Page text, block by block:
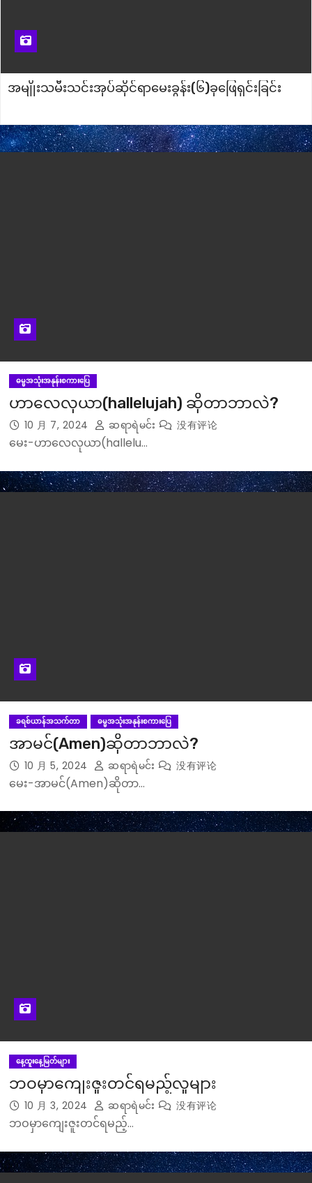
အမျိုးသမီးသင်းအုပ်ဆိုင်ရာမေးခွန်း(၆)ခုဖြေရှင်းခြင်း
ဓမ္မအသုံးအနုန်းစကားပြေ
ဟာလေလုယာ(hallelujah) ဆိုတာဘာလဲ?
10 月 7, 2024 ဆရာရဲမင်း 没有评论
မေး-ဟာလေလုယာ(hallelu…
ခရစ်ယာန်အသက်တာ ဓမ္မအသုံးအနုန်းစကားပြေ
အာမင်(Amen)ဆိုတာဘာလဲ?
10 月 5, 2024 ဆရာရဲမင်း 没有评论
မေး-အာမင်(Amen)ဆိုတာ…
နေ့ထူးနေ့မြတ်များ
ဘဝမှာကျေးဇူးတင်ရမည့်လူများ
10 月 3, 2024 ဆရာရဲမင်း 没有评论
ဘဝမှာကျေးဇူးတင်ရမည့်…